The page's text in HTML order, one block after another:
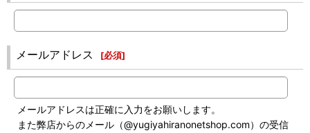
メールアドレス [必須]
メールアドレスは正確に入力をお願いします。
また弊店からのメール（@yugiyahiranonetshop.com）の受信